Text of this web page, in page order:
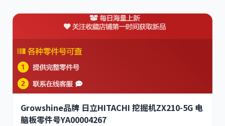
Growshine品牌 日立HITACHI 挖掘机ZX210-5G 电
脑板零件号YA00004267